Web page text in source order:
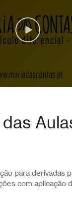
para derivadas
com aplicação